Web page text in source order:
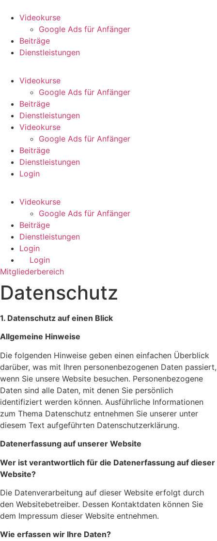
Inhalt
wechseln
Videokurse
Google Ads für Anfänger
Beiträge
Dienstleistungen
Videokurse
Google Ads für Anfänger
Beiträge
Dienstleistungen
Videokurse
Google Ads für Anfänger
Beiträge
Dienstleistungen
Login
Videokurse
Google Ads für Anfänger
Beiträge
Dienstleistungen
Login
Login
Mitgliederbereich
Datenschutz
1. Datenschutz auf einen Blick
Allgemeine Hinweise
Die folgenden Hinweise geben einen einfachen Überblick
darüber, was mit Ihren personenbezogenen Daten passiert,
wenn Sie unsere Website besuchen. Personenbezogene
Daten sind alle Daten, mit denen Sie persönlich
identifiziert werden können. Ausführliche Informationen
zum Thema Datenschutz entnehmen Sie unserer unter
diesem Text aufgeführten Datenschutzerklärung.
Datenerfassung auf unserer Website
Wer ist verantwortlich für die Datenerfassung auf dieser
Website?
Die Datenverarbeitung auf dieser Website erfolgt durch
den Websitebetreiber. Dessen Kontaktdaten können Sie
dem Impressum dieser Website entnehmen.
Wie erfassen wir Ihre Daten?